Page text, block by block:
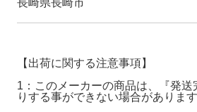
【出荷に関する注意事項】
1：このメーカーの商品は、『発送
りする事ができない場合があります